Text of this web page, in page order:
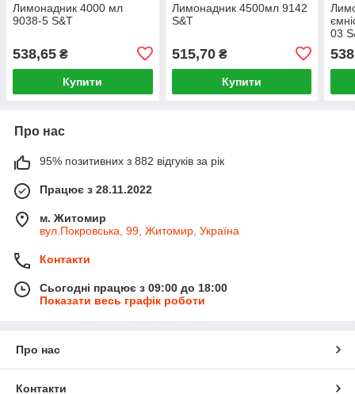
Лимонадник 4000 мл
9038-5 S&T
538,65 ₴
Купити
Лимонадник 4500мл 9142
S&T
515,70₴
Купити
03
Про нас
95% позитивних з 882 відгуків за рік
Працює з 28.11.2022
м. Житомир
вул.Покровська, 99, Житомир, Україна
Контакти
Сьогодні працює з 09:00 до 18:00
Показати весь графік роботи
Про нас
Контакти